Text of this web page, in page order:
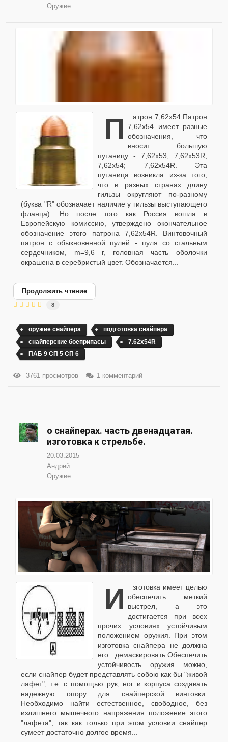
Оружие
Патрон 7,62x54 Патрон 7,62x54 имеет разные
обозначения, что
вносит большую
путаницу - 7,62х53; 7,62x53R;
7,62х54; 7,62x54R. Эта
путаница возникла из-за того,
что в разных странах длину
гильзы округляют по-разному
(буква "R" обозначает наличие у гильзы выступающего
фланца). Но после того как Россия вошла в
Европейскую комиссию, утверждено окончательное
обозначение этого патрона 7,62x54R. Винтовочный
патрон с обыкновенной пулей - пуля со стальным
сердечником, m=9,6 г, головная часть оболочки
окрашена в серебристый цвет. Обозначается...
Продолжить чтение
8
оружие снайпера
подготовка снайпера
снайперские боеприпасы
7.62х54R
ПАБ 9 СП 5 СП 6
3761 просмотров 1 комментарий
о снайперах. часть двенадцатая.
изготовка к стрельбе.
20.03.2015
Андрей
Оружие
Изготовка имеет целью обеспечить меткий
выстрел, а это
достигается при всех
прочих условиях устойчивым
положением оружия. При этом
изготовка снайпера не должна
его демаскировать.Обеспечить
устойчивость оружия можно,
если снайпер будет представлять собою как бы "живой
лафет", т.е. с помощью рук, ног и корпуса создавать
надежную опору для снайперской винтовки.
Необходимо найти естественное, свободное, без
излишнего мышечного напряжения положение этого
"лафета", так как только при этом условии снайпер
сумеет достаточно долгое время...